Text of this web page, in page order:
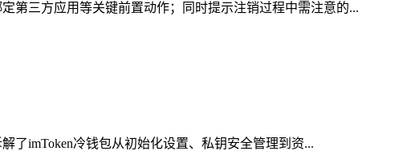
第三方应用等关键前置动作；同时提示注销过程中需注意的...
了imToken冷钱包从初始化设置、私钥安全管理到资...